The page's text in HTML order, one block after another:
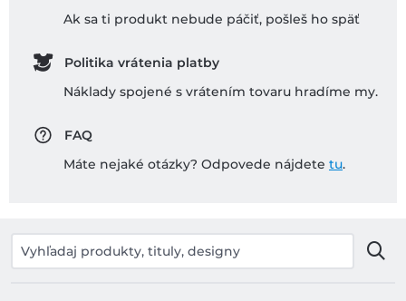
Ak sa ti produkt nebude páčiť, pošleš ho späť
Politika vrátenia platby
Náklady spojené s vrátením tovaru hradíme my.
FAQ
Máte nejaké otázky? Odpovede nájdete tu.